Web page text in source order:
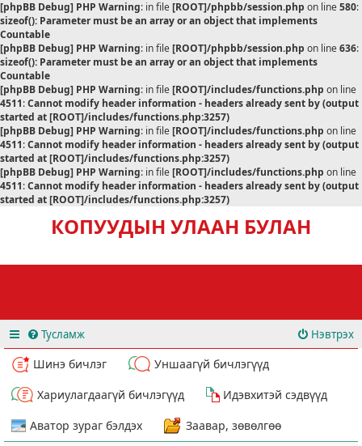
[phpBB Debug] PHP Warning: in file[ROOT]/phpbb/session.php on line580:
sizeof(): Parameter must be an array or an object that implements
Countable
[phpBB Debug] PHP Warning: in file[ROOT]/phpbb/session.php on line636:
sizeof(): Parameter must be an array or an object that implements
Countable
[phpBB Debug] PHP Warning: in file[ROOT]/includes/functions.php on line
4511:Cannot modify header information - headers already sent by (output
started at [ROOT]/includes/functions.php:3257)
[phpBB Debug] PHP Warning: in file[ROOT]/includes/functions.php on line
4511:Cannot modify header information - headers already sent by (output
started at [ROOT]/includes/functions.php:3257)
[phpBB Debug] PHP Warning: in file[ROOT]/includes/functions.php on line
4511:Cannot modify header information - headers already sent by (output
started at [ROOT]/includes/functions.php:3257)
КОПУУДЫН УЛААН БУЛАН
Тусламж Нэвтрэх
Шинэ бичлэг
Уншаагүй бичлэгүүд
Хариулагдаагүй бичлэгүүд
Идэвхитэй сэдвүүд
Аватор зураг бэлдэх
Заавар, зөвөлгөө